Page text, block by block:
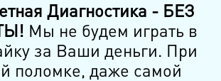
Диагностика - БЕЗ
Мы не будем играть в
за Ваши деньги. При
поломке, даже самой